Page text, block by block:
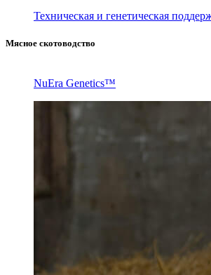
Техническая и генетическая
Мясное скотоводство
NuEra Genetics™